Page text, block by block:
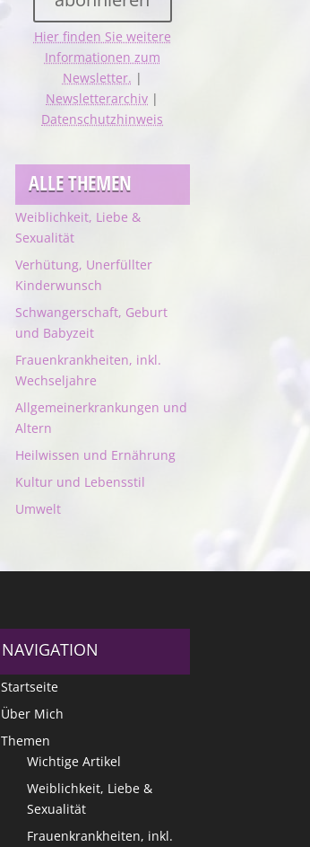
Hier finden Sie weitere
Informationen zum
Newsletter. |
Newsletterarchiv |
Datenschutzhinweis
ALLE THEMEN
Weiblichkeit, Liebe &
Sexualität
Verhütung, Unerfüllter
Kinderwunsch
Schwangerschaft, Geburt
und Babyzeit
Frauenkrankheiten, inkl.
Wechseljahre
Allgemeinerkrankungen und
Altern
Heilwissen und Ernährung
Kultur und Lebensstil
Umwelt
NAVIGATION
Startseite
Über Mich
Themen
Wichtige Artikel
Weiblichkeit, Liebe &
Sexualität
Frauenkrankheiten, inkl.